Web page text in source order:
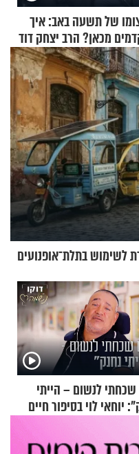
של תשעה באב: איך
מכאן? הרב יצחק דוד
בשיחה מיוחדת
לשימוש בתלת־אופנועים
לנשום – הייתי
יוחאי לוי בסיפור חיים